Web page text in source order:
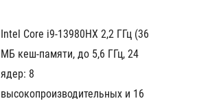
Intel Core i9-13980HX 2,2 ГГц (36
МБ кеш-памяти, до 5,6 ГГц, 24
ядер: 8
высокопроизводительных и 16